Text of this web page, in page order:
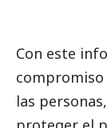
Con este
compromiso
las